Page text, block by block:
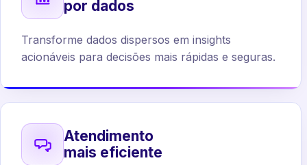
por dados
Transforme dados dispersos em insights
acionáveis para decisões mais rápidas e seguras.
Atendimento
mais eficiente